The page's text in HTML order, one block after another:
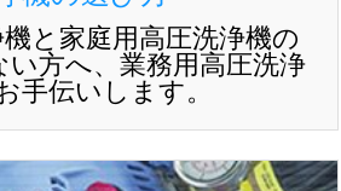
と家庭用高圧洗浄機の
方へ、業務用高圧洗浄
手伝いします。